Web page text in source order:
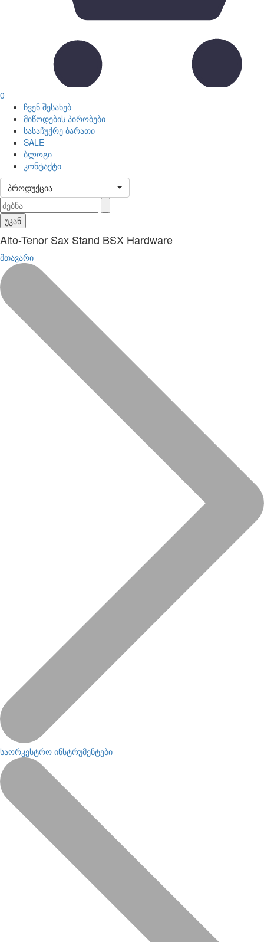
0
ჩვენ შესახებ
მიწოდების პირობები
სასაჩუქრე ბარათი
SALE
ბლოგი
კონტაქტი
პროდუქცია
უკან
Alto-Tenor Sax Stand BSX Hardware
მთავარი
საორკესტრო ინსტრუმენტები